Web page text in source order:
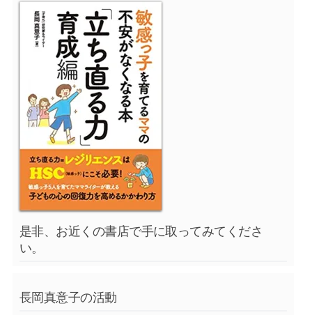
是非、お近くの書店で手に取ってみてくださ
い。
長岡真意子の活動